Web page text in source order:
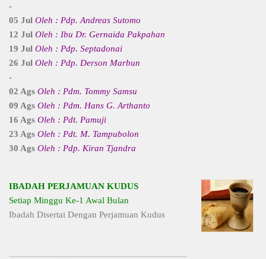
-
05 Jul Oleh : Pdp. Andreas Sutomo
12 Jul Oleh : Ibu Dr. Gernaida Pakpahan
19 Jul Oleh : Pdp. Septadonai
26 Jul Oleh : Pdp. Derson Marbun
-
02 Ags Oleh : Pdm. Tommy Samsu
09 Ags Oleh : Pdm. Hans G. Arthanto
16 Ags Oleh : Pdt. Pamuji
23 Ags Oleh : Pdt. M. Tampubolon
30 Ags Oleh : Pdp. Kiran Tjandra
IBADAH PERJAMUAN KUDUS
Setiap Minggu Ke-1 Awal Bulan
Ibadah Disertai Dengan Perjamuan Kudus